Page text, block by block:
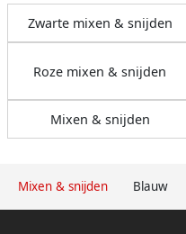
Mixen & snijden Blauw
Zwarte mixen & snijden
Roze mixen & snijden
Mixen & snijden